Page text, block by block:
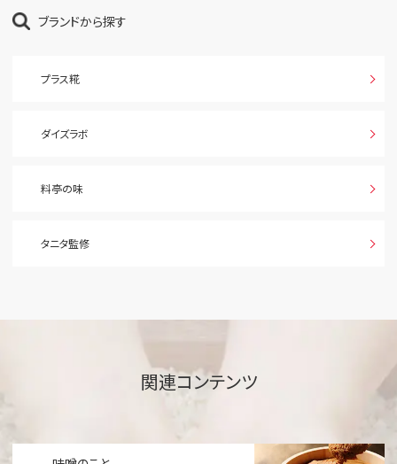
ブランドから探す
プラス糀
ダイズラボ
料亭の味
タニタ監修
関連コンテンツ